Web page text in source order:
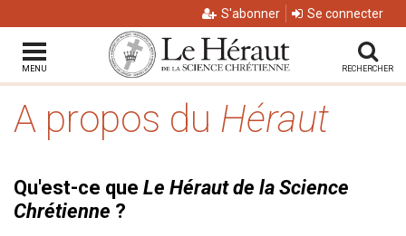
S'abonner Se connecter
MENU RECHERCHER
A propos du Héraut
Qu'est-ce que Le Héraut de la Science
Chrétienne ?